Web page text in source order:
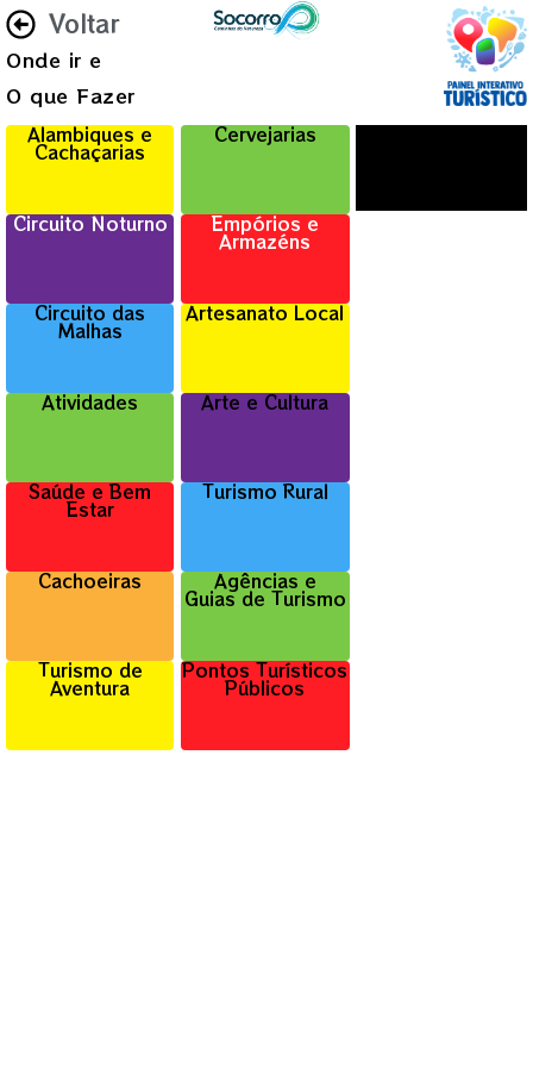
Voltar
Onde ir e
O que Fazer
Alambiques e
Cachaçarias
Circuito Noturno
Circuito das
Malhas
Atividades
Saúde e Bem
Estar
Cachoeiras
Turismo de
Aventura
Cervejarias
Empórios e
Armazéns
Artesanato Local
Arte e Cultura
Turismo Rural
Agências e
Guias de Turismo
Pontos Turísticos
Públicos